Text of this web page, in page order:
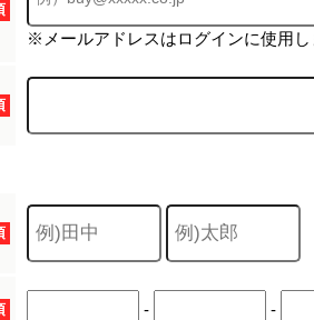
※メールアドレスはログインに使用し
- -